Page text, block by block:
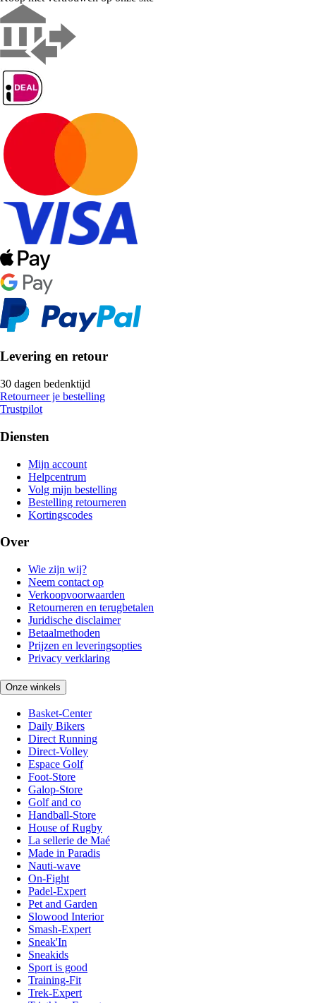
Levering en retour
30 dagen bedenktijd
Retourneer je bestelling
Trustpilot
Diensten
Mijn account
Helpcentrum
Volg mijn bestelling
Bestelling retourneren
Kortingscodes
Over
Wie zijn wij?
Neem contact op
Verkoopvoorwaarden
Retourneren en terugbetalen
Juridische disclaimer
Betaalmethoden
Prijzen en leveringsopties
Privacy verklaring
Onze winkels
Basket-Center
Daily Bikers
Direct Running
Direct-Volley
Espace Golf
Foot-Store
Galop-Store
Golf and co
Handball-Store
House of Rugby
La sellerie de Maé
Made in Paradis
Nauti-wave
On-Fight
Padel-Expert
Pet and Garden
Slowood Interior
Smash-Expert
Sneak'In
Sneakids
Sport is good
Training-Fit
Trek-Expert